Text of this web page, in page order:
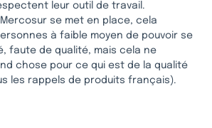
leur outil de travail.
se met en place, cela
à faible moyen de pouvoir se
faute de qualité, mais cela ne
chose pour ce qui est de la qualité
les rappels de produits français).